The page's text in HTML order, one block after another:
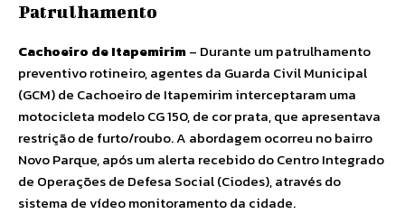
Patrulhamento
Cachoeiro de Itapemirim– Durante um patrulhamento
preventivo rotineiro, agentes da Guarda Civil Municipal
(GCM) de Cachoeiro de Itapemirim interceptaram uma
motocicleta modelo CG 150, de cor prata, que apresentava
restrição de furto/roubo. A abordagem ocorreu no bairro
Novo Parque, após um alerta recebido do Centro Integrado
de Operações de Defesa Social (Ciodes), através do
sistema de vídeo monitoramento da cidade.